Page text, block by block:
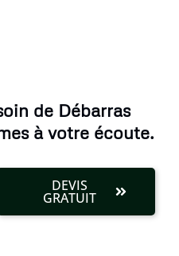
de Débarras
à votre écoute.
DEVIS
GRATUIT